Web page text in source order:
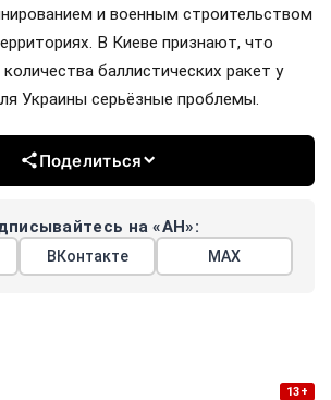
и военным строительством
В Киеве признают, что
баллистических ракет у
Украины серьёзные проблемы.
Поделиться
на «АН»:
ВКонтакте МАХ
13+